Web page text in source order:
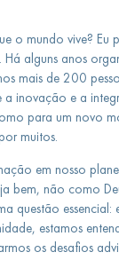
o mundo vive? Eu
alguns anos
mais de 200
a inovação e a
para um novo
muitos.
em nosso
bem, não como
questão
estamos
os desafios